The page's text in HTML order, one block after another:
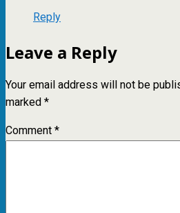
Reply
Leave a Reply
Your email address will not be
marked*
Comment*